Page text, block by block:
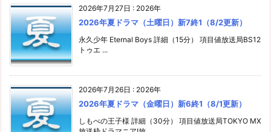
2026年7月27日 : 2026年
2026年夏ドラマ（土曜日）新7終1（8/2更新）
永久少年 Eternal Boys 詳細（15分） 項目値放送局BS12
トゥエ ...
2026年7月26日 : 2026年
2026年夏ドラマ（金曜日）新6終1（8/1更新）
しもべの王子様 詳細（30分） 項目値放送局TOKYO MX